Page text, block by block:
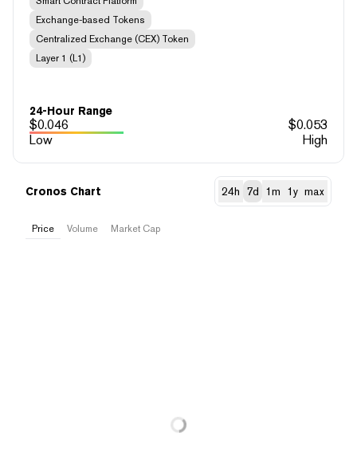
Exchange-based Tokens
Centralized Exchange (CEX) Token
Layer 1 (L1)
24-Hour Range
$0.046 $0.053
Low
High
Cronos Chart 24h 7d 1m 1y max
Price Volume Market Cap